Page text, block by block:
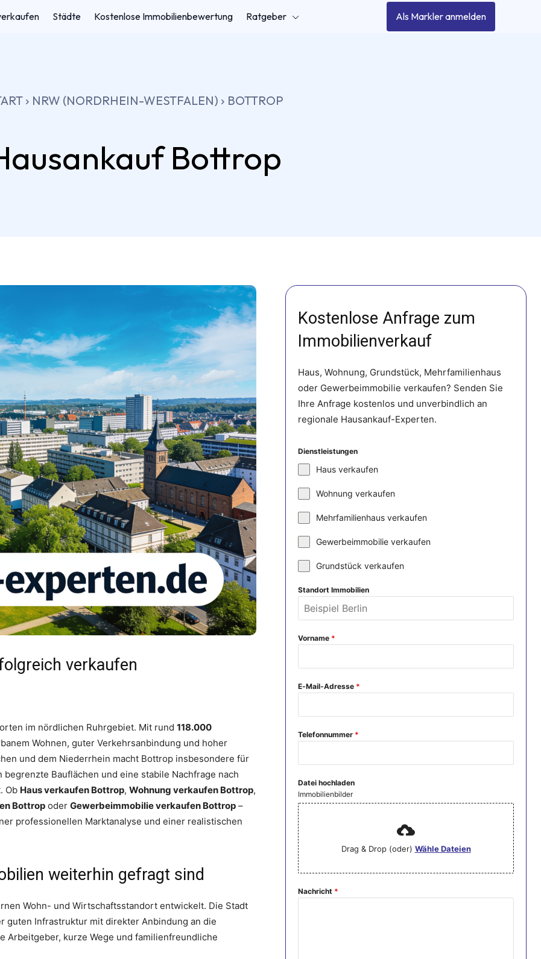
Städte Kostenlose Immobilienbewertung Ratgeber Als Markler anmelden
NRW (NORDRHEIN-WESTFALEN) BOTTROP
Bottrop
verkaufen
im nördlichen Ruhrgebiet. Mit rund 118.000
Wohnen, guter Verkehrsanbindung und hoher
und dem Niederrhein macht Bottrop insbesondere für
Bauflächen und eine stabile Nachfrage nach
Ob Haus verkaufen Bottrop, Wohnung verkaufen Bottrop,
Bottrop oder Gewerbeimmobilie verkaufen Bottrop –
professionellen Marktanalyse und einer realistischen
weiterhin gefragt sind
Wohn- und Wirtschaftsstandort entwickelt. Die Stadt
guten Infrastruktur mit direkter Anbindung an die
Arbeitgeber, kurze Wege und familienfreundliche
Kostenlose Anfrage zum
Immobilienverkauf
Haus, Wohnung, Grundstück, Mehrfamilienhaus
oder Gewerbeimmobilie verkaufen? Senden Sie
Ihre Anfrage kostenlos und unverbindlich an
regionale Hausankauf-Experten.
Dienstleistungen
Haus verkaufen
Wohnung verkaufen
Mehrfamilienhaus verkaufen
Gewerbeimmobilie verkaufen
Grundstück verkaufen
Standort Immobilien
Vorname *
E-Mail-Adresse *
Telefonnummer *
Datei hochladen
Immobilienbilder
Drag & Drop (oder) Wähle Dateien
Nachricht *